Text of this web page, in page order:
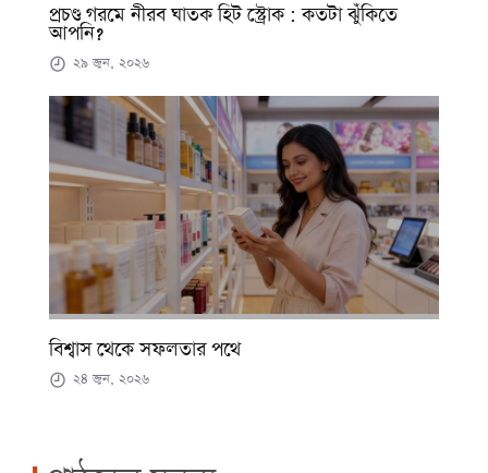
প্রচণ্ড গরমে নীরব ঘাতক হিট স্ট্রোক : কতটা ঝুঁকিতে
আপনি?
২৯ জুন, ২০২৬
বিশ্বাস থেকে সফলতার পথে
২৪ জুন, ২০২৬